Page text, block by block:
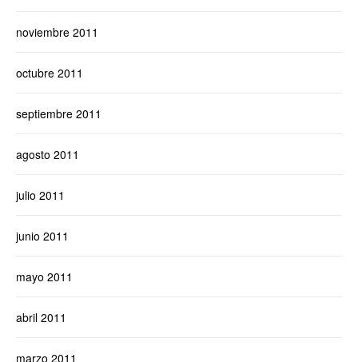
noviembre 2011
octubre 2011
septiembre 2011
agosto 2011
julio 2011
junio 2011
mayo 2011
abril 2011
marzo 2011